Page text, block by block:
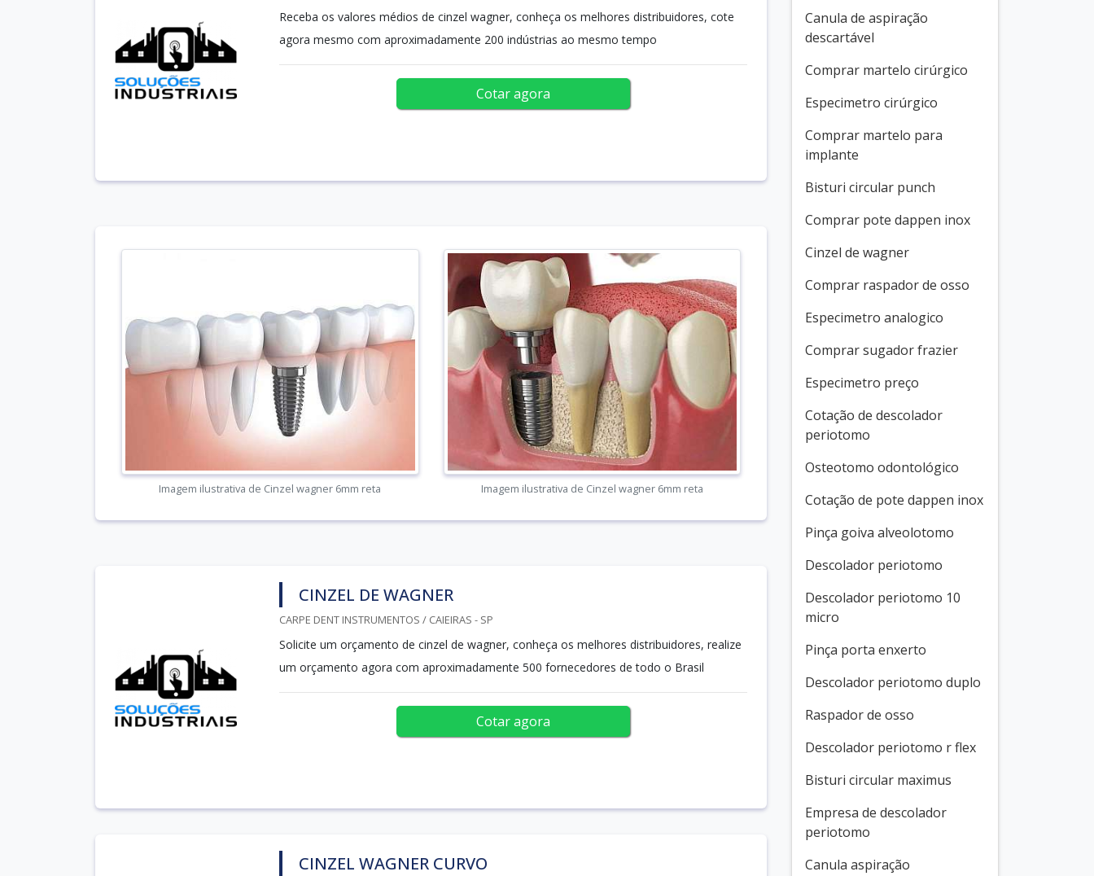
Receba os valores médios de cinzel wagner, conheça os melhores distribuidores, cote
agora mesmo com aproximadamente 200 indústrias ao mesmo tempo
Cotar agora
Imagem ilustrativa de Cinzel wagner 6mm reta Imagem ilustrativa de Cinzel wagner 6mm reta
CINZEL DE WAGNER
CARPE DENT INSTRUMENTOS / CAIEIRAS - SP
Solicite um orçamento de cinzel de wagner, conheça os melhores distribuidores, realize
um orçamento agora com aproximadamente 500 fornecedores de todo o Brasil
Cotar agora
CINZEL WAGNER CURVO
Canula de aspiração
descartável
Comprar martelo cirúrgico
Especimetro cirúrgico
Comprar martelo para
implante
Bisturi circular punch
Comprar pote dappen inox
Cinzel de wagner
Comprar raspador de osso
Especimetro analogico
Comprar sugador frazier
Especimetro preço
Cotação de descolador
periotomo
Osteotomo odontológico
Cotação de pote dappen inox
Pinça goiva alveolotomo
Descolador periotomo
Descolador periotomo 10
micro
Pinça porta enxerto
Descolador periotomo duplo
Raspador de osso
Descolador periotomo r flex
Bisturi circular maximus
Empresa de descolador
periotomo
Canula aspiração